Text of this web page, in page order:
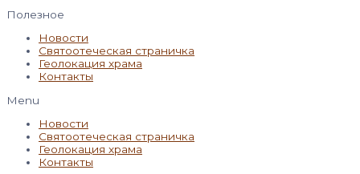
Полезное
Новости
Святоотеческая страничка
Геолокация храма
Контакты
Menu
Новости
Святоотеческая страничка
Геолокация храма
Контакты